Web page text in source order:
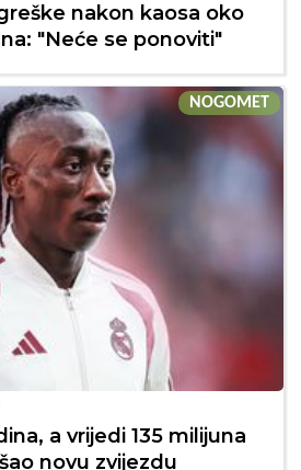
nakon kaosa oko
"Neće se ponoviti"
NOGOMET
a vrijedi 135 milijuna
novu zvijezdu